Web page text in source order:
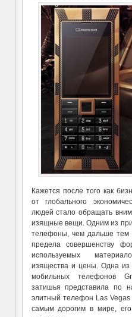
Кажется после того как
от глобального
людей стало обращать
изящные вещи. Одним из
телефоны, чем дальше тем
предела совершенству
используемых
изящества и цены. Одна
мобильных телефонов
затишья представила по
элитный телефон Las Vegas
самым дорогим в мире,